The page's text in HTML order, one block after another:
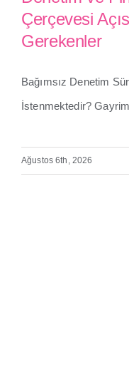
Bağımsız
Raporlama
Dikkat
Çerçevesi
Gerekenler
Bağımsız Denetim
İstenmektedir?
Ağustos 6th, 2026